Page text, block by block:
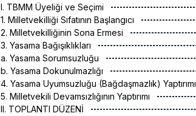
I. TBMM Üyeliği ve Seçimi
1. Milletvekilliği Sıfatının Başlangıcı
2. Milletvekilliğinin Sona Ermesi
3. Yasama Bağışıklıkları
a. Yasama Sorumsuzluğu
b. Yasama Dokunulmazlığı
4. Yasama Uyumsuzluğu (Bağdaşmazlık) Yaptırımı
5. Milletvekili Devamsızlığının Yaptırımı
II. TOPLANTI DÜZENİ